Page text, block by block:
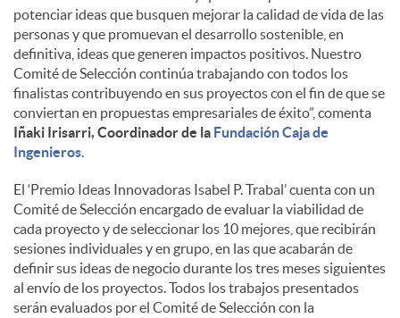
potenciar ideas que busquen mejorar la calidad de vida de las
personas y que promuevan el desarrollo sostenible, en
definitiva, ideas que generen impactos positivos. Nuestro
Comité de Selección continúa trabajando con todos los
finalistas contribuyendo en sus proyectos con el fin de que se
conviertan en propuestas empresariales de éxito”, comenta
Iñaki Irisarri, Coordinador de la Fundación Caja de
Ingenieros.
El ‘Premio Ideas Innovadoras Isabel P. Trabal’ cuenta con un
Comité de Selección encargado de evaluar la viabilidad de
cada proyecto y de seleccionar los 10 mejores, que recibirán
sesiones individuales y en grupo, en las que acabarán de
definir sus ideas de negocio durante los tres meses siguientes
al envío de los proyectos. Todos los trabajos presentados
serán evaluados por el Comité de Selección con la